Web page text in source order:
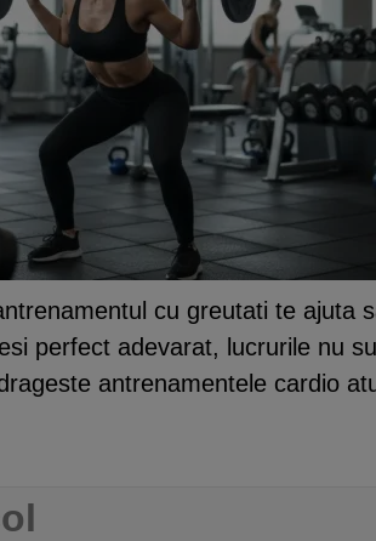
cu greutati te ajuta
perfect adevarat, lucrurile nu
antrenamentele cardio